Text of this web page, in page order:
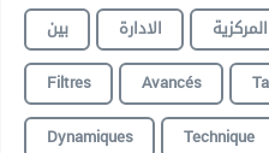
بين
الادارة المركزية
Filtres
Avancés
Dynamiques
Technique